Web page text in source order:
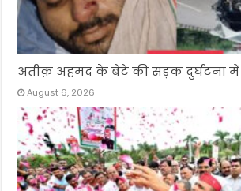
अतीक़ अहमद के बेटे की सड़क दुर्घटना में
August 6, 2026